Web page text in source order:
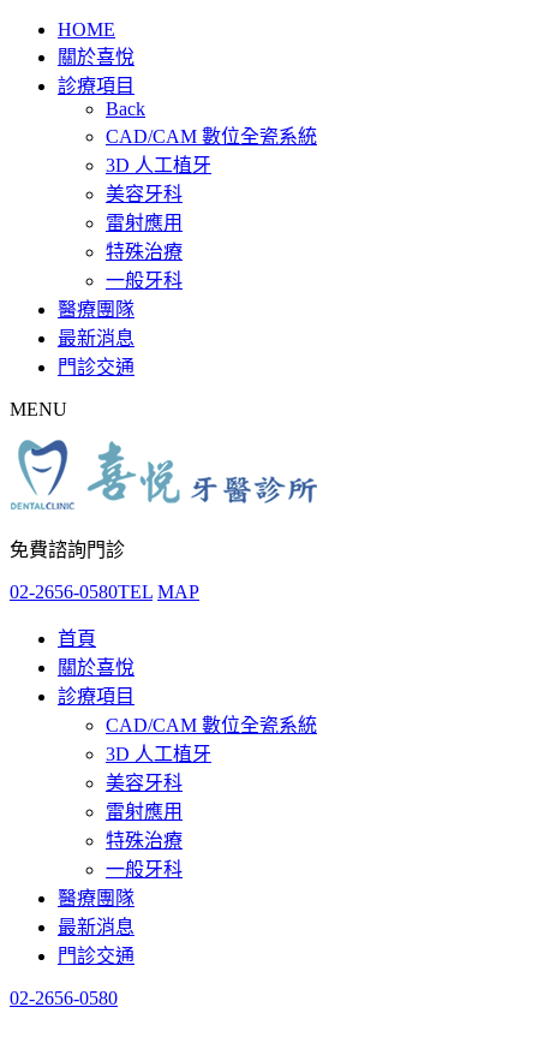
HOME
關於喜悅
診療項目
Back
CAD/CAM 數位全瓷系統
3D 人工植牙
美容牙科
雷射應用
特殊治療
一般牙科
醫療團隊
最新消息
門診交通
MENU
免費諮詢門診
02-2656-0580TEL MAP
首頁
關於喜悅
診療項目
CAD/CAM 數位全瓷系統
3D 人工植牙
美容牙科
雷射應用
特殊治療
一般牙科
醫療團隊
最新消息
門診交通
02-2656-0580